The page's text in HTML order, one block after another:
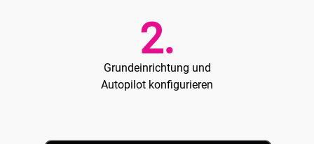
2.
Grundeinrichtung und
Autopilot konfigurieren